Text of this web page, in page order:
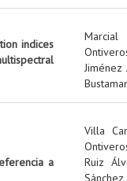
indices
Jiménez
a
Villa
Ruiz